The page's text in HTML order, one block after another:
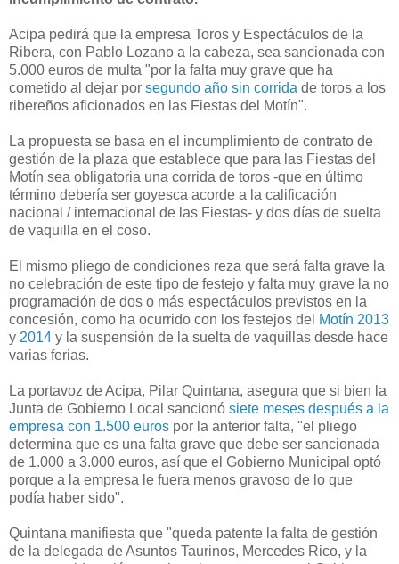
Acipa pedirá que la empresa Toros y Espectáculos de la
Ribera, con Pablo Lozano a la cabeza, sea sancionada con
5.000 euros de multa "por la falta muy grave que ha
cometido al dejar por segundo año sin corrida de toros a los
ribereños aficionados en las Fiestas del Motín".
La propuesta se basa en el incumplimiento de contrato de
gestión de la plaza que establece que para las Fiestas del
Motín sea obligatoria una corrida de toros -que en último
término debería ser goyesca acorde a la calificación
nacional / internacional de las Fiestas- y dos días de suelta
de vaquilla en el coso.
El mismo pliego de condiciones reza que será falta grave la
no celebración de este tipo de festejo y falta muy grave la no
programación de dos o más espectáculos previstos en la
concesión, como ha ocurrido con los festejos del Motín 2013
y 2014 y la suspensión de la suelta de vaquillas desde hace
varias ferias.
La portavoz de Acipa, Pilar Quintana, asegura que si bien la
Junta de Gobierno Local sancionó siete meses después a la
empresa con 1.500 euros por la anterior falta, "el pliego
determina que es una falta grave que debe ser sancionada
de 1.000 a 3.000 euros, así que el Gobierno Municipal optó
porque a la empresa le fuera menos gravoso de lo que
podía haber sido".
Quintana manifiesta que "queda patente la falta de gestión
de la delegada de Asuntos Taurinos, Mercedes Rico, y la